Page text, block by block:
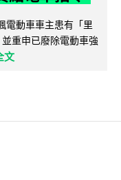
電動車車主患有「里
重申已廢除電動車強
文